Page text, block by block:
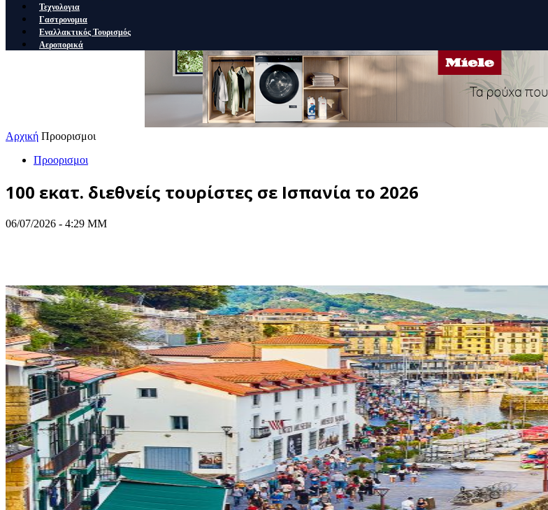
Τεχνολογια
Γαστρονομια
Εναλλακτικός Τουρισμός
Αεροπορικά
Αρχική Προορισμοι
Προορισμοι
100 εκατ. διεθνείς τουρίστες σε Ισπανία το 2026
06/07/2026 - 4:29 ΜΜ